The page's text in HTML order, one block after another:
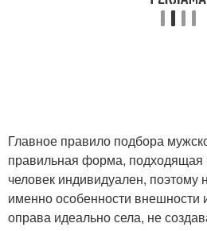
Главное правило подбора
правильная форма,
человек индивидуален, поэтому
именно особенности
оправа идеально села, не